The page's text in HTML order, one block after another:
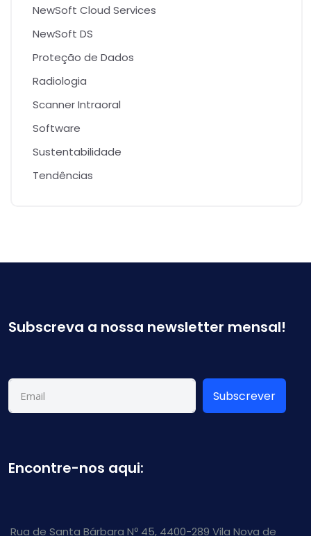
NewSoft Cloud Services
NewSoft DS
Proteção de Dados
Radiologia
Scanner Intraoral
Software
Sustentabilidade
Tendências
Subscreva a nossa newsletter mensal!
Subscrever
Encontre-nos aqui:
Rua de Santa Bárbara Nº 45, 4400-289 Vila Nova de